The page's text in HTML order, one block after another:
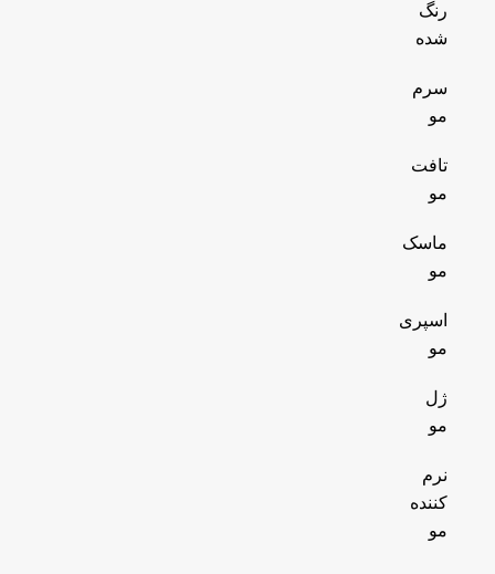
رنگ
شده
سرم
مو
تافت
مو
ماسک
مو
اسپری
مو
ژل
مو
نرم
کننده
مو